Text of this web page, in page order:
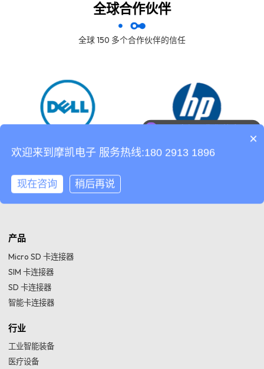
全球合作伙伴
全球 150 多个合作伙伴的信任
产品
Micro SD 卡连接器
SIM 卡连接器
SD 卡连接器
智能卡连接器
行业
工业智能装备
医疗设备
×
欢迎来到摩凯电子 服务热线:180 2913 1896
现在咨询 稍后再说